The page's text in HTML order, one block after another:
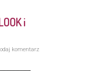
i
komentarz